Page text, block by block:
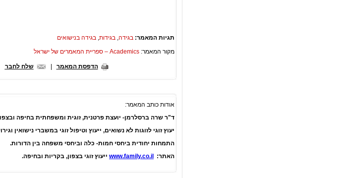
תגיות המאמר: בגידה, בגידות, בגידה בנישואים
מקור המאמר: Academics – ספריית המאמרים של ישראל
הדפסת המאמר שלח לחבר
אודות כותב המאמר:
ד"ר שרה ברסלרמן- יועצת פרטנית, זוגית ומשפחתית בחיפה
יעוץ זוגי לזוגות לא נשואים, ייעוץ וטיפול זוגי במשברי נישואין
התמחות יחודית ביחסי חמות- כלה וביחסי משפחה בין הדורות.
האתר:
www.family.co.il ייעוץ זוגי בצפון, בקריות ובחיפה.